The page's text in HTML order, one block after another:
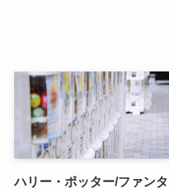
ハリー・ポッター/ファンタ